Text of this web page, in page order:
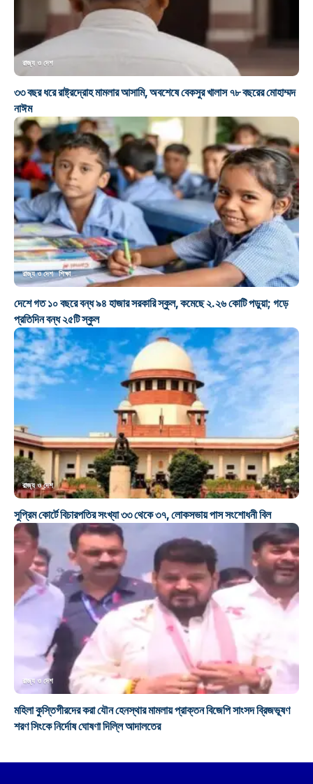
রাজ্য ও দেশ
৩৩ বছর ধরে রাষ্ট্রদ্রোহ মামলার আসামি, অবশেষে বেকসুর খালাস ৭৮ বছরের মোহাম্মদ
নাঈম
রাজ্য ও দেশ শিক্ষা
দেশে গত ১০ বছরে বন্ধ ৯৪ হাজার সরকারি স্কুল, কমেছে ২.২৬ কোটি পড়ুয়া; গড়ে
প্রতিদিন বন্ধ ২৫টি স্কুল
রাজ্য ও দেশ
সুপ্রিম কোর্টে বিচারপতির সংখ্যা ৩৩ থেকে ৩৭, লোকসভায় পাস সংশোধনী বিল
রাজ্য ও দেশ
মহিলা কুস্তিগীরদের করা যৌন হেনস্থার মামলায় প্রাক্তন বিজেপি সাংসদ ব্রিজভূষণ
শরণ সিংকে নির্দোষ ঘোষণা দিল্লি আদালতের